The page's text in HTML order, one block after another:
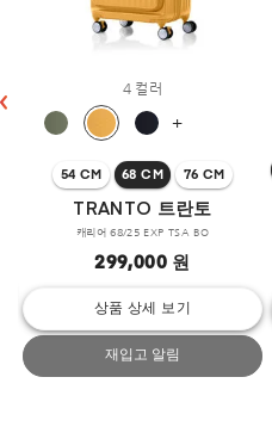
4 컬러
+
54 CM 68 CM 76 CM
TRANTO 트란토
캐리어 68/25 EXP TSA BO
299,000 원
상품 상세 보기
재입고 알림